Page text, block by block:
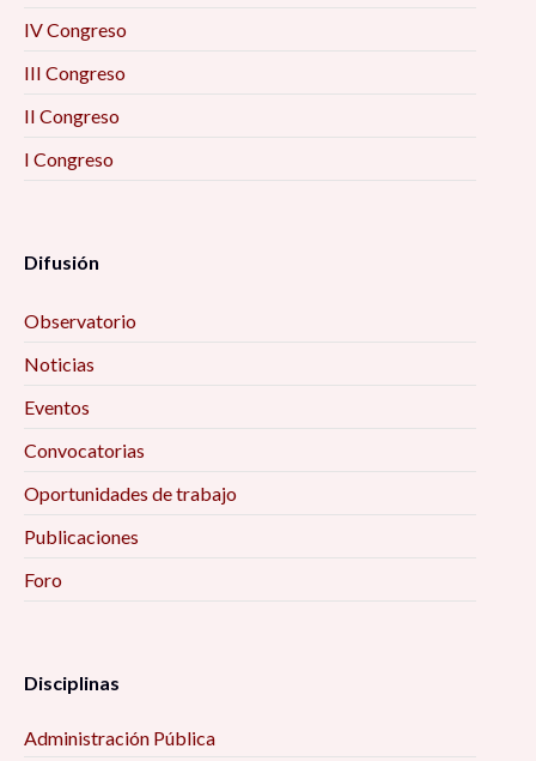
IV Congreso
III Congreso
II Congreso
I Congreso
Difusión
Observatorio
Noticias
Eventos
Convocatorias
Oportunidades de trabajo
Publicaciones
Foro
Disciplinas
Administración Pública